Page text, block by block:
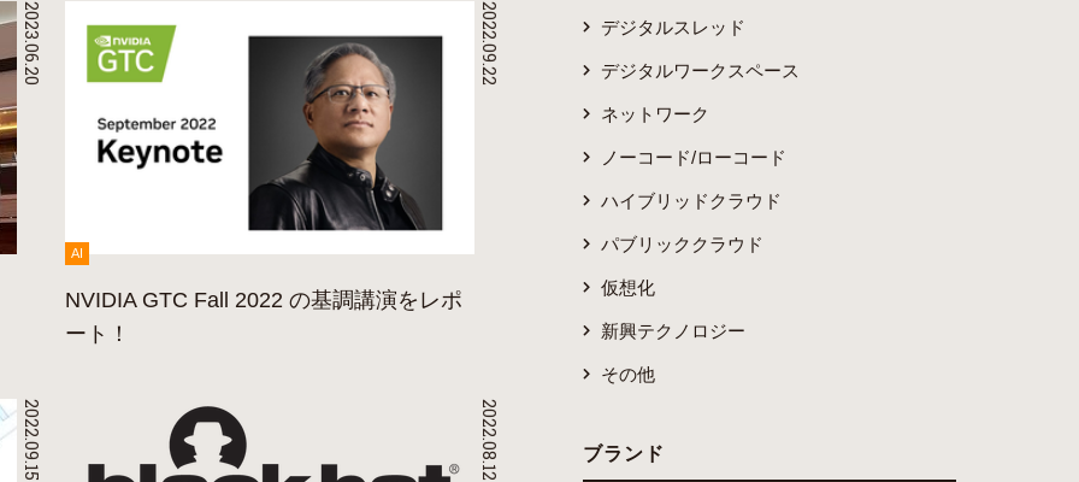
2023.06.20 2022.09.22
AI
NVIDIA GTC Fall 2022 の基調講演をレポ
ート！
2022.09.15 2022.08.12
デジタルスレッド
デジタルワークスペース
ネットワーク
ノーコード/ローコード
ハイブリッドクラウド
パブリッククラウド
仮想化
新興テクノロジー
その他
ブランド